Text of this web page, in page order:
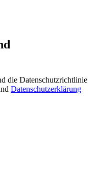
die Datenschutzrichtlinie
Datenschutzerklärung